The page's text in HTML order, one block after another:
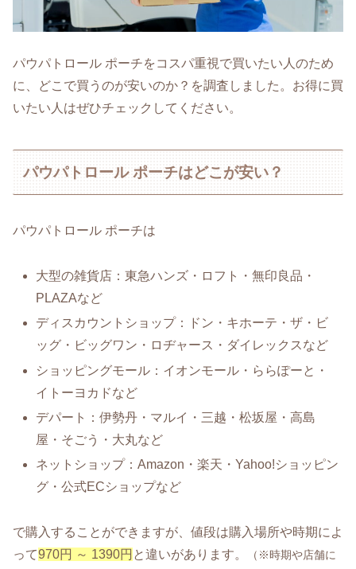
パウパトロール ポーチをコスパ重視で買いたい人のため
に、どこで買うのが安いのか？を調査しました。お得に買
いたい人はぜひチェックしてください。
パウパトロール ポーチはどこが安い？
パウパトロール ポーチは
大型の雑貨店：東急ハンズ・ロフト・無印良品・
PLAZAなど
ディスカウントショップ：ドン・キホーテ・ザ・ビ
ッグ・ビッグワン・ロヂャース・ダイレックスなど
ショッピングモール：イオンモール・ららぽーと・
イトーヨカドなど
デパート：伊勢丹・マルイ・三越・松坂屋・高島
屋・そごう・大丸など
ネットショップ：Amazon・楽天・Yahoo!ショッピン
グ・公式ECショップなど
で購入することができますが、値段は購入場所や時期によ
って970円 ～ 1390円 と違いがあります。
（※時期や店舗に